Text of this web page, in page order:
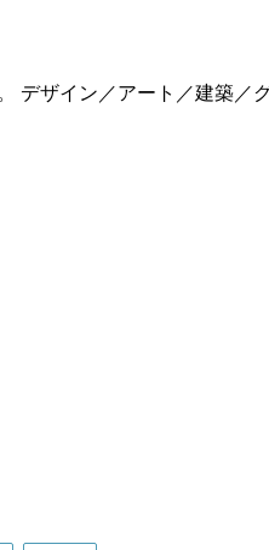
ザイン／アート／建築／